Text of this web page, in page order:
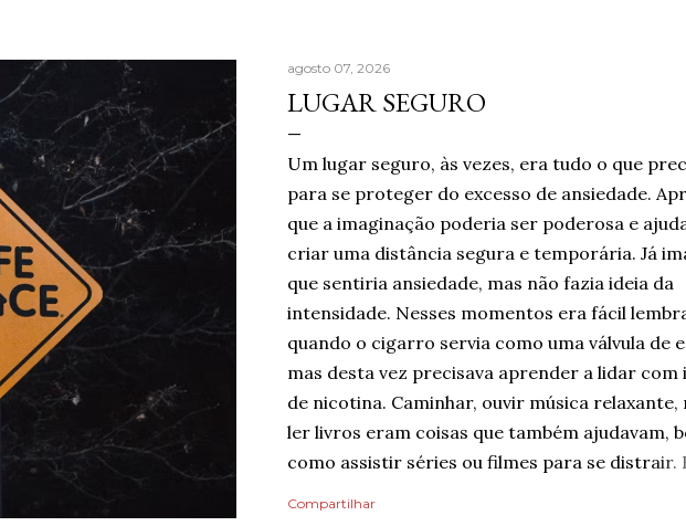
agosto 07, 2026
LUGAR SEGURO
Um lugar seguro, às vezes, era tudo o que
para se proteger do excesso de ansiedade.
que a imaginação poderia ser poderosa e
criar uma distância segura e temporária. Já
que sentiria ansiedade, mas não fazia ideia da
intensidade. Nesses momentos era fácil
quando o cigarro servia como uma válvula de
mas desta vez precisava aprender a lidar com
de nicotina. Caminhar, ouvir música relaxante,
ler livros eram coisas que também ajudavam,
como assistir séries ou filmes para se distrair.
um limite de quanto era possível diminuir a
Compartilhar